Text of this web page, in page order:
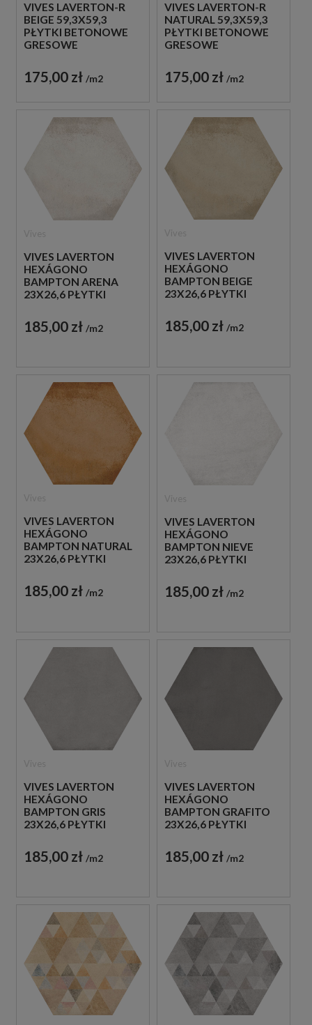
VIVES LAVERTON-R
BEIGE 59,3X59,3
PŁYTKI BETONOWE
GRESOWE
175,00 zł m2
VIVES LAVERTON-R
NATURAL 59,3X59,3
PŁYTKI BETONOWE
GRESOWE
175,00 zł m2
VIVES LAVERTON
HEXÁGONO
BAMPTON ARENA
23X26,6 PŁYTKI
GRESOWE
185,00 zł m2
VIVES LAVERTON
HEXÁGONO
BAMPTON BEIGE
23X26,6 PŁYTKI
GRESOWE
185,00 zł m2
VIVES LAVERTON
HEXÁGONO
BAMPTON NATURAL
23X26,6 PŁYTKI
GRESOWE
185,00 zł m2
VIVES LAVERTON
HEXÁGONO
BAMPTON NIEVE
23X26,6 PŁYTKI
GRESOWE
185,00 zł m2
VIVES LAVERTON
HEXÁGONO
BAMPTON GRIS
23X26,6 PŁYTKI
GRESOWE
185,00 zł m2
VIVES LAVERTON
HEXÁGONO
BAMPTON GRAFITO
23X26,6 PŁYTKI
GRESOWE
185,00 zł m2